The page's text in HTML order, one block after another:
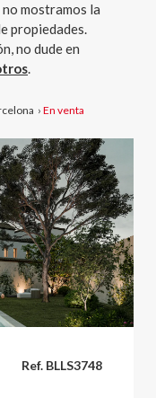
mostramos la
propiedades.
no dude en
.
› En venta
Ref. BLLS3748